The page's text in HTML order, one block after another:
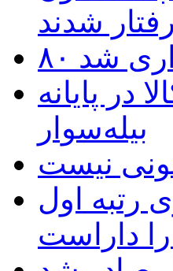
شدند
شد
در پایانه
بیله‌سوار
نیست
رتبه اول
داراست